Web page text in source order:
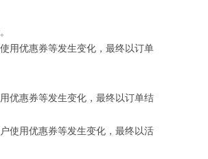
用优惠券等发生变化，最终以订单
优惠券等发生变化，最终以订单结
使用优惠券等发生变化，最终以活